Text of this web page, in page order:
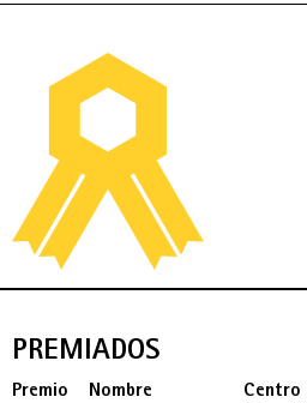
PREMIADOS
Premio Nombre
Centro